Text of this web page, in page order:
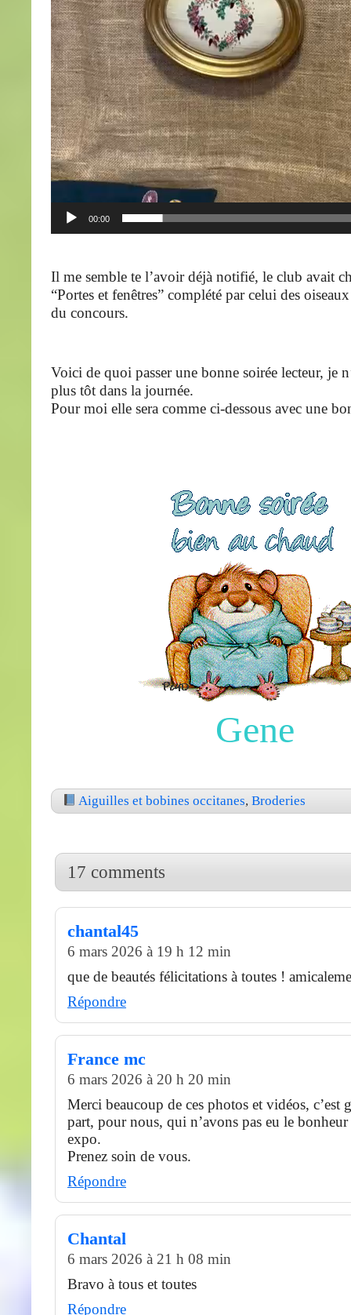
00:00
Il me semble te l’avoir déjà notifié, le club avait
“Portes et fenêtres” complété par celui des
du concours.
Voici de quoi passer une bonne soirée lecteur, je
plus tôt dans la journée.
Pour moi elle sera comme ci-dessous avec une
Gene
Aiguilles et bobines occitanes, Broderies
17 comments
chantal45
6 mars 2026 à 19 h 12 min
que de beautés félicitations à toutes !
Répondre
France mc
6 mars 2026 à 20 h 20 min
Merci beaucoup de ces photos et vidéos, c’est
part, pour nous, qui n’avons pas eu le
expo.
Prenez soin de vous.
Répondre
Chantal
6 mars 2026 à 21 h 08 min
Bravo à tous et toutes
Répondre